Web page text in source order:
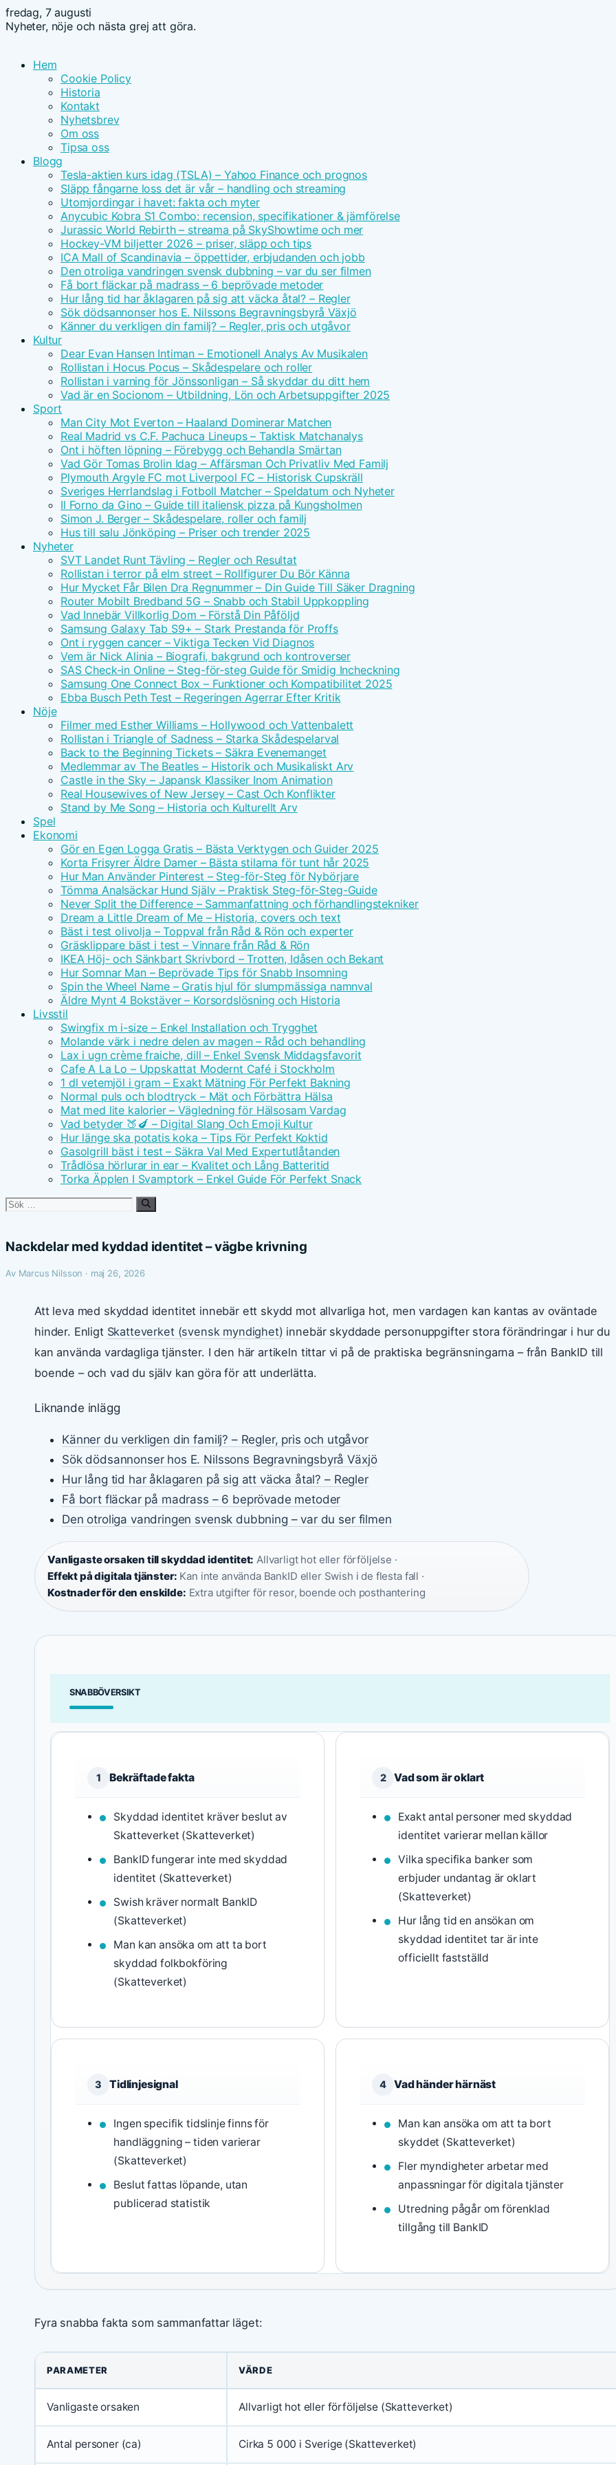
fredag, 7 augusti
Nyheter, nöje och nästa grej att göra.
Hem
Cookie Policy
Historia
Kontakt
Nyhetsbrev
Om oss
Tipsa oss
Blogg
Tesla-aktien kurs idag (TSLA) – Yahoo Finance och prognos
Släpp fångarne loss det är vår – handling och streaming
Utomjordingar i havet: fakta och myter
Anycubic Kobra S1 Combo: recension, specifikationer & jämförelse
Jurassic World Rebirth – streama på SkyShowtime och mer
Hockey-VM biljetter 2026 – priser, släpp och tips
ICA Mall of Scandinavia – öppettider, erbjudanden och jobb
Den otroliga vandringen svensk dubbning – var du ser filmen
Få bort fläckar på madrass – 6 beprövade metoder
Hur lång tid har åklagaren på sig att väcka åtal? – Regler
Sök dödsannonser hos E. Nilssons Begravningsbyrå Växjö
Känner du verkligen din familj? – Regler, pris och utgåvor
Kultur
Dear Evan Hansen Intiman – Emotionell Analys Av Musikalen
Rollistan i Hocus Pocus – Skådespelare och roller
Rollistan i varning för Jönssonligan – Så skyddar du ditt hem
Vad är en Socionom – Utbildning, Lön och Arbetsuppgifter 2025
Sport
Man City Mot Everton – Haaland Dominerar Matchen
Real Madrid vs C.F. Pachuca Lineups – Taktisk Matchanalys
Ont i höften löpning – Förebygg och Behandla Smärtan
Vad Gör Tomas Brolin Idag – Affärsman Och Privatliv Med Familj
Plymouth Argyle FC mot Liverpool FC – Historisk Cupskräll
Sveriges Herrlandslag i Fotboll Matcher – Speldatum och Nyheter
Il Forno da Gino – Guide till italiensk pizza på Kungsholmen
Simon J. Berger – Skådespelare, roller och familj
Hus till salu Jönköping – Priser och trender 2025
Nyheter
SVT Landet Runt Tävling – Regler och Resultat
Rollistan i terror på elm street – Rollfigurer Du Bör Känna
Hur Mycket Får Bilen Dra Regnummer – Din Guide Till Säker Dragning
Router Mobilt Bredband 5G – Snabb och Stabil Uppkoppling
Vad Innebär Villkorlig Dom – Förstå Din Påföljd
Samsung Galaxy Tab S9+ – Stark Prestanda för Proffs
Ont i ryggen cancer – Viktiga Tecken Vid Diagnos
Vem är Nick Alinia – Biografi, bakgrund och kontroverser
SAS Check-in Online – Steg-för-steg Guide för Smidig Incheckning
Samsung One Connect Box – Funktioner och Kompatibilitet 2025
Ebba Busch Peth Test – Regeringen Agerrar Efter Kritik
Nöje
Filmer med Esther Williams – Hollywood och Vattenbalett
Rollistan i Triangle of Sadness – Starka Skådespelarval
Back to the Beginning Tickets – Säkra Evenemanget
Medlemmar av The Beatles – Historik och Musikaliskt Arv
Castle in the Sky – Japansk Klassiker Inom Animation
Real Housewives of New Jersey – Cast Och Konflikter
Stand by Me Song – Historia och Kulturellt Arv
Spel
Ekonomi
Gör en Egen Logga Gratis – Bästa Verktygen och Guider 2025
Korta Frisyrer Äldre Damer – Bästa stilarna för tunt hår 2025
Hur Man Använder Pinterest – Steg-för-Steg för Nybörjare
Tömma Analsäckar Hund Själv – Praktisk Steg-för-Steg-Guide
Never Split the Difference – Sammanfattning och förhandlingstekniker
Dream a Little Dream of Me – Historia, covers och text
Bäst i test olivolja – Toppval från Råd & Rön och experter
Gräsklippare bäst i test – Vinnare från Råd & Rön
IKEA Höj- och Sänkbart Skrivbord – Trotten, Idåsen och Bekant
Hur Somnar Man – Beprövade Tips för Snabb Insomning
Spin the Wheel Name – Gratis hjul för slumpmässiga namnval
Äldre Mynt 4 Bokstäver – Korsordslösning och Historia
Livsstil
Swingfix m i-size – Enkel Installation och Trygghet
Molande värk i nedre delen av magen – Råd och behandling
Lax i ugn crème fraiche, dill – Enkel Svensk Middagsfavorit
Cafe A La Lo – Uppskattat Modernt Café i Stockholm
1 dl vetemjöl i gram – Exakt Mätning För Perfekt Bakning
Normal puls och blodtryck – Mät och Förbättra Hälsa
Mat med lite kalorier – Vägledning för Hälsosam Vardag
Vad betyder 🍑🍆 – Digital Slang Och Emoji Kultur
Hur länge ska potatis koka – Tips För Perfekt Koktid
Gasolgrill bäst i test – Säkra Val Med Expertutlåtanden
Trådlösa hörlurar in ear – Kvalitet och Lång Batteritid
Torka Äpplen I Svamptork – Enkel Guide För Perfekt Snack
Sök
Nackdelar med kyddad identitet – vägbe krivning
Av Marcus Nilsson · maj 26, 2026
Att leva med skyddad identitet innebär ett skydd mot allvarliga hot, men vardagen kan kantas av oväntade
hinder. Enligt Skatteverket (svensk myndighet) innebär skyddade personuppgifter stora förändringar i hur du
kan använda vardagliga tjänster. I den här artikeln tittar vi på de praktiska begränsningarna – från BankID till
boende – och vad du själv kan göra för att underlätta.
Liknande inlägg
Känner du verkligen din familj? – Regler, pris och utgåvor
Sök dödsannonser hos E. Nilssons Begravningsbyrå Växjö
Hur lång tid har åklagaren på sig att väcka åtal? – Regler
Få bort fläckar på madrass – 6 beprövade metoder
Den otroliga vandringen svensk dubbning – var du ser filmen
Vanligaste orsaken till skyddad identitet: Allvarligt hot eller förföljelse ·
Effekt på digitala tjänster: Kan inte använda BankID eller Swish i de flesta fall ·
Kostnader för den enskilde: Extra utgifter för resor, boende och posthantering
SNABBÖVERSIKT
1 Bekräftade fakta
Skyddad identitet kräver beslut av
Skatteverket (Skatteverket)
BankID fungerar inte med skyddad
identitet (Skatteverket)
Swish kräver normalt BankID
(Skatteverket)
Man kan ansöka om att ta bort
skyddad folkbokföring
(Skatteverket)
2 Vad som är oklart
Exakt antal personer med skyddad
identitet varierar mellan källor
Vilka specifika banker som
erbjuder undantag är oklart
(Skatteverket)
Hur lång tid en ansökan om
skyddad identitet tar är inte
officiellt fastställd
3 Tidlinjesignal
Ingen specifik tidslinje finns för
handläggning – tiden varierar
(Skatteverket)
Beslut fattas löpande, utan
publicerad statistik
4 Vad händer härnäst
Man kan ansöka om att ta bort
skyddet (Skatteverket)
Fler myndigheter arbetar med
anpassningar för digitala tjänster
Utredning pågår om förenklad
tillgång till BankID
Fyra snabba fakta som sammanfattar läget:
PARAMETER VÄRDE
Vanligaste orsaken Allvarligt hot eller förföljelse (Skatteverket)
Antal personer (ca) Cirka 5 000 i Sverige (Skatteverket)